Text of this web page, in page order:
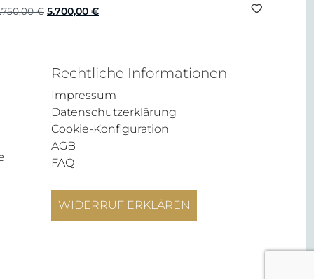
€ Ursprünglicher
5.700,00 €Aktueller
Rechtliche Informationen
Impressum
Datenschutzerklärung
Cookie-Konfiguration
AGB
FAQ
WIDERRUF ERKLÄREN